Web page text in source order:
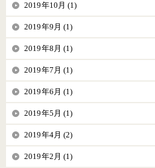
2019年10月 (1)
2019年9月 (1)
2019年8月 (1)
2019年7月 (1)
2019年6月 (1)
2019年5月 (1)
2019年4月 (2)
2019年2月 (1)